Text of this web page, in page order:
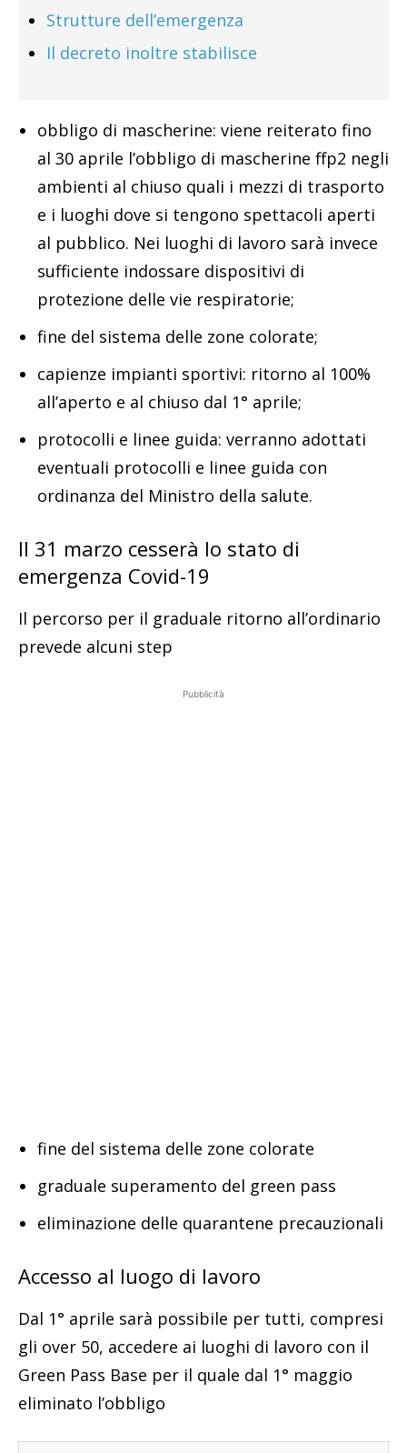
Strutture dell’emergenza
Il decreto inoltre stabilisce
obbligo di mascherine: viene reiterato fino
al 30 aprile l’obbligo di mascherine ffp2 negli
ambienti al chiuso quali i mezzi di trasporto
e i luoghi dove si tengono spettacoli aperti
al pubblico. Nei luoghi di lavoro sarà invece
sufficiente indossare dispositivi di
protezione delle vie respiratorie;
fine del sistema delle zone colorate;
capienze impianti sportivi: ritorno al 100%
all’aperto e al chiuso dal 1° aprile;
protocolli e linee guida: verranno adottati
eventuali protocolli e linee guida con
ordinanza del Ministro della salute.
Il 31 marzo cesserà lo stato di
emergenza Covid-19
Il percorso per il graduale ritorno all’ordinario
prevede alcuni step
Pubblicità
fine del sistema delle zone colorate
graduale superamento del green pass
eliminazione delle quarantene precauzionali
Accesso al luogo di lavoro
Dal 1° aprile sarà possibile per tutti, compresi
gli over 50, accedere ai luoghi di lavoro con il
Green Pass Base per il quale dal 1° maggio
eliminato l’obbligo